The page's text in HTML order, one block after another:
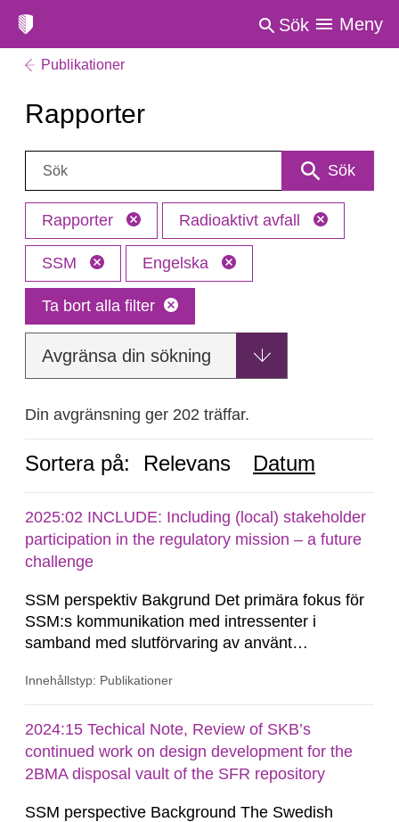
Sök Meny
Publikationer
Rapporter
Sök: Sök
Rapporter Radioaktivt avfall
SSM Engelska
Ta bort alla filter
Avgränsa din sökning
Din avgränsning ger 202 träffar.
Sortera på: Relevans Datum
2025:02 INCLUDE: Including (local) stakeholder
participation in the regulatory mission – a future
challenge
SSM perspektiv Bakgrund Det primära fokus för
SSM:s kommunikation med intressenter i
samband med slutförvaring av använt
legat på formella samrådsprocesser kring den
utvecklingsprogram samt SKB:s
tillståndsansökningar enligt kärntekniklagen.
Innehållstyp: Publikationer
2024:15 Techical Note, Review of SKB’s
continued work on design development for the
2BMA disposal vault of the SFR repository
SSM perspective Background The Swedish